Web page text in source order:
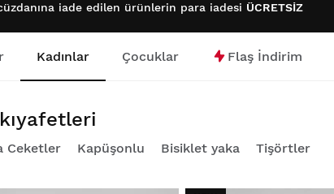
iade edilen ürünlerin para iadesi ÜCRETSİZ
Kadınlar Çocuklar Flaş İndirim
Ceketler Kapüşonlu Bisiklet yaka Tişörtler